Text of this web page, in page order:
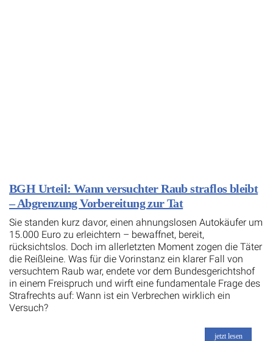
BGH Urteil: Wann versuchter Raub straflos bleibt
– Abgrenzung Vorbereitung zur Tat
Sie standen kurz davor, einen ahnungslosen Autokäufer um
15.000 Euro zu erleichtern – bewaffnet, bereit,
rücksichtslos. Doch im allerletzten Moment zogen die Täter
die Reißleine. Was für die Vorinstanz ein klarer Fall von
versuchtem Raub war, endete vor dem Bundesgerichtshof
in einem Freispruch und wirft eine fundamentale Frage des
Strafrechts auf: Wann ist ein Verbrechen wirklich ein
Versuch?
jetzt lesen